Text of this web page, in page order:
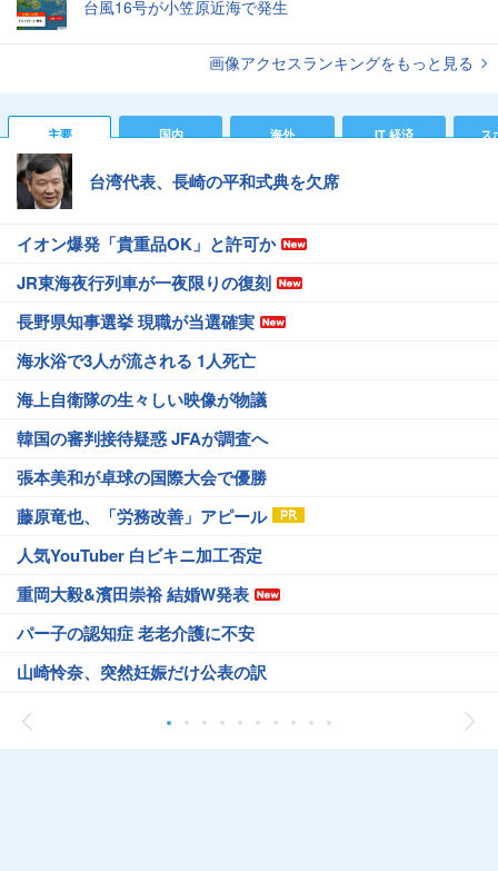
台風16号が小笠原近海で発生
画像アクセスランキングをもっと見る
主要 国内 海外 IT 経済 ス
台湾代表、長崎の平和式典を欠席
イオン爆発「貴重品OK」と許可か
JR東海夜行列車が一夜限りの復刻
長野県知事選挙 現職が当選確実
海水浴で3人が流される 1人死亡
海上自衛隊の生々しい映像が物議
韓国の審判接待疑惑 JFAが調査へ
張本美和が卓球の国際大会で優勝
藤原竜也、「労務改善」アピール
人気YouTuber 白ビキニ加工否定
重岡大毅&濱田崇裕 結婚W発表
パー子の認知症 老老介護に不安
山崎怜奈、突然妊娠だけ公表の訳